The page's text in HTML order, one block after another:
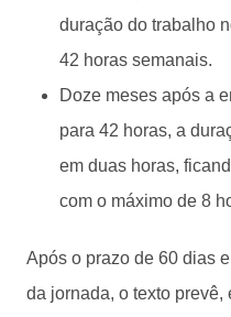
duração do trabalho
42 horas semanais.
Doze meses após a
para 42 horas, a
em duas horas,
com o máximo de 8
Após o prazo de 60 dias
da jornada, o texto